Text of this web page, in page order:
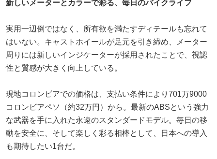
新しいメーターとカラーで彩る、毎日のバイクライフ
実用一辺倒ではなく、所有欲を満たすディテールも忘れて
はいない。キャストホイールが足元を引き締め、メーター
周りには新しいインジケーターが採用されたことで、視認
性と質感が大きく向上している。
現地コロンビアでの価格は、支払い条件により701万9000
コロンビアペソ（約32万円）から。最新のABSという強力
な武器を手に入れた永遠のスタンダードモデル。毎日の移
動を安全に、そして楽しく彩る相棒として、日本への導入
も期待したい1台だ。